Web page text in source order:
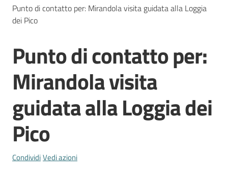
alla
sostenibilità
Progetti
Agenda
2030
Punto di contatto per: Mirandola visita guidata alla Loggia
dei Pico
Salta al contenuto
Punto di contatto per:
Mirandola visita
guidata alla Loggia dei
Pico
CondividiVedi azioni